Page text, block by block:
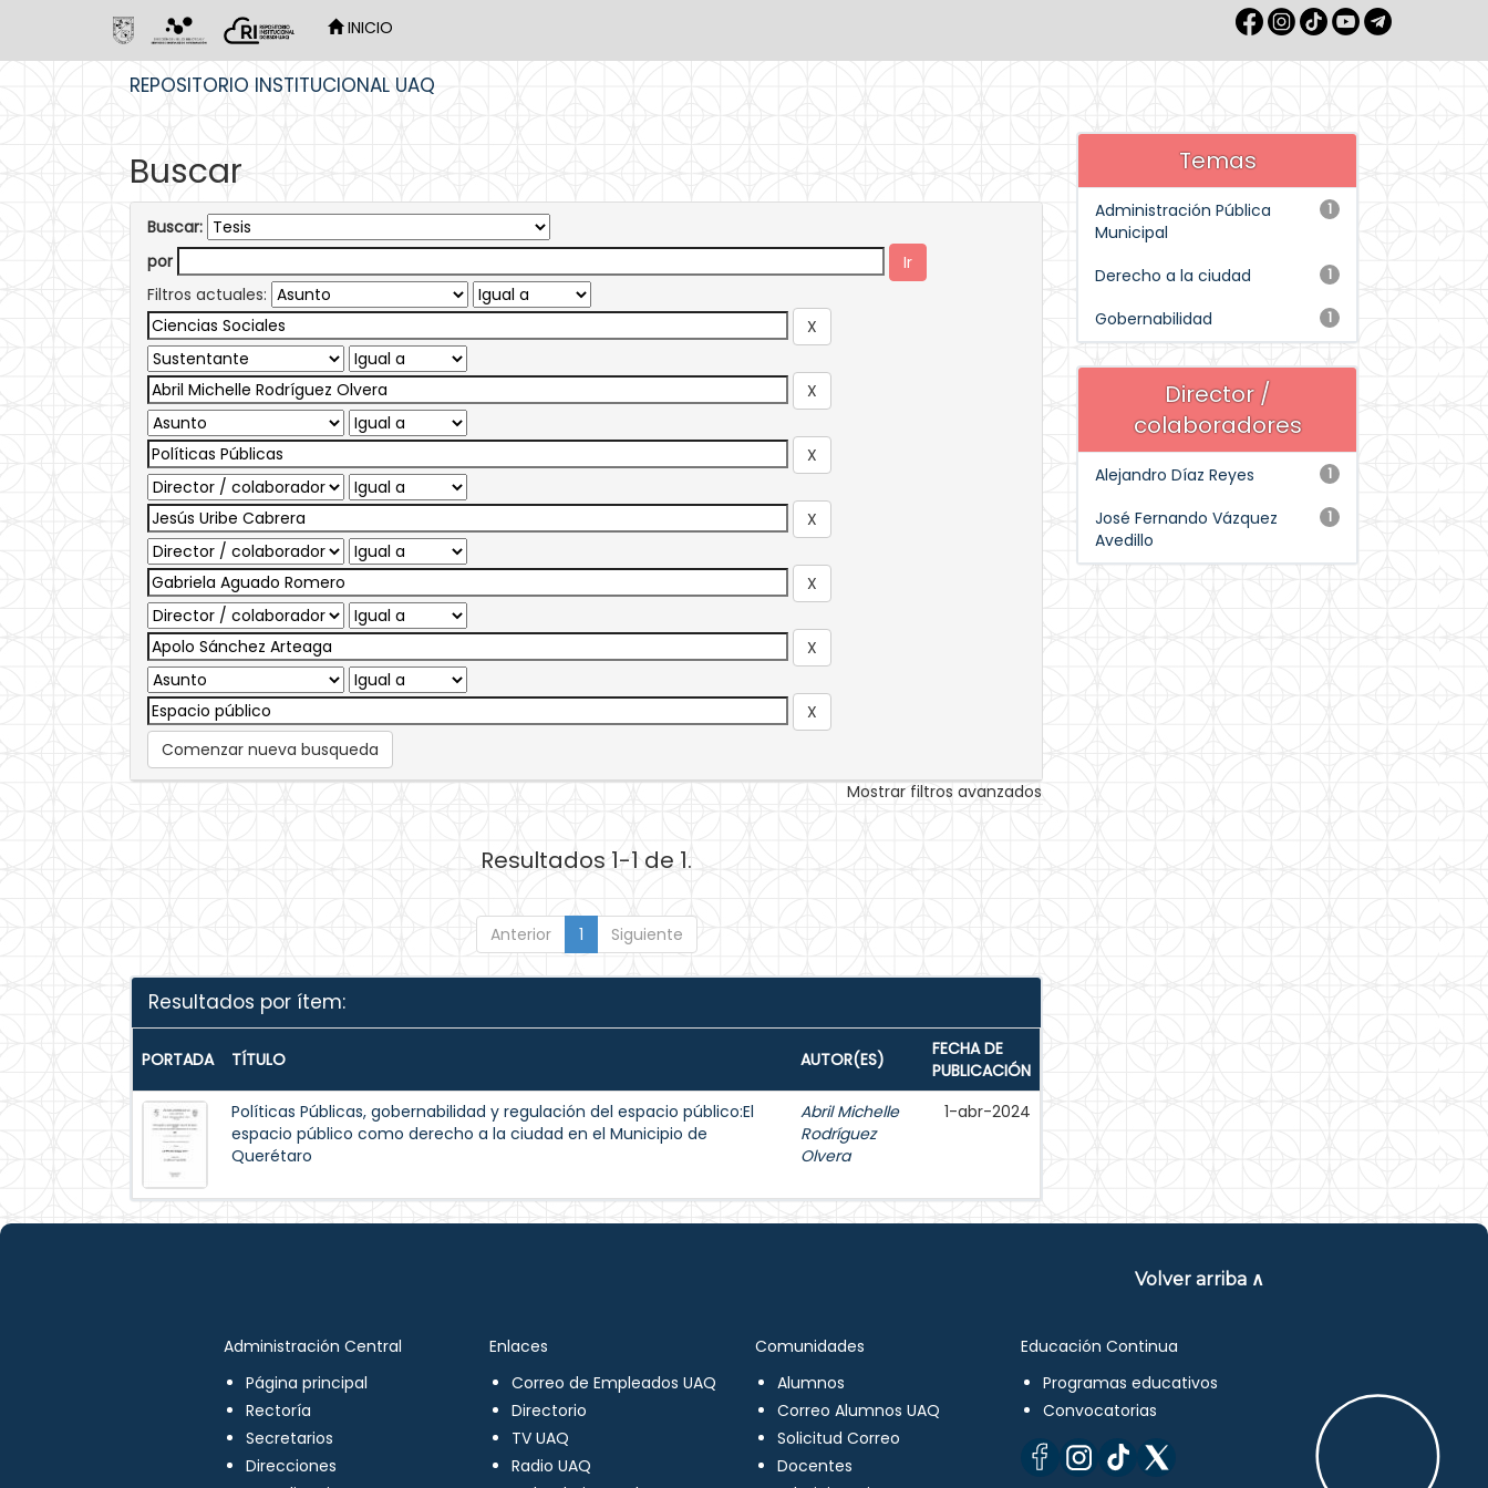
INICIO
REPOSITORIO INSTITUCIONAL UAQ
Buscar
Buscar:
por
Filtros actuales:
Comenzar nueva busqueda
Mostrar filtros avanzados
Resultados 1-1 de 1.
Anterior 1 Siguiente
Resultados por ítem:
PORTADA TÍTULO AUTOR(ES)
FECHA DE
PUBLICACIÓN
Políticas Públicas, gobernabilidad y regulación del espacio público:El
espacio público como derecho a la ciudad en el Municipio de
Querétaro
Abril Michelle
Rodríguez
Olvera
1-abr-2024
Temas
1
Administración Pública
Municipal
1
Derecho a la ciudad
1
Gobernabilidad
Director /
colaboradores
1
Alejandro Díaz Reyes
1
José Fernando Vázquez
Avedillo
Volver arriba ∧
Administración Central
Página principal
Rectoría
Secretarios
Direcciones
Enlaces
Correo de Empleados UAQ
Directorio
TV UAQ
Radio UAQ
Comunidades
Alumnos
Correo Alumnos UAQ
Solicitud Correo
Docentes
Educación Continua
Programas educativos
Convocatorias